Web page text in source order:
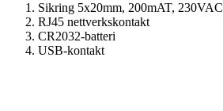
Sikring 5x20mm, 200mAT, 230VAC
RJ45 nettverkskontakt
CR2032-batteri
USB-kontakt